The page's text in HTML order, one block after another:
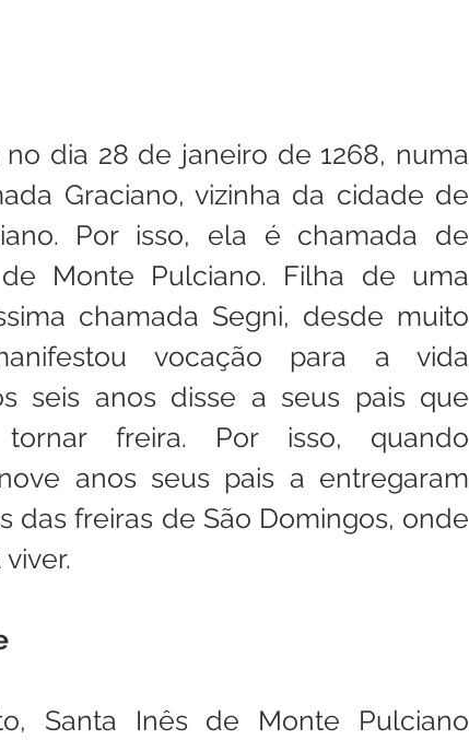
no dia 28 de janeiro de 1268, numa
Graciano, vizinha da cidade de
Por isso, ela é chamada de
Monte Pulciano. Filha de uma
chamada Segni, desde muito
vocação para a vida
seis anos disse a seus pais que
freira. Por isso, quando
anos seus pais a entregaram
das freiras de São Domingos, onde
Santa Inês de Monte Pulciano